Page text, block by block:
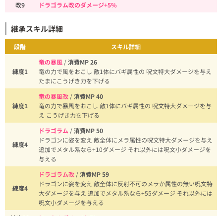
改9
ドラゴラム改のダメージ+5%
継承スキル詳細
段階 スキル詳細
練度1
竜の暴風 /消費MP 26
竜の力で風をおこし 敵1体にバギ属性の 呪文特大ダメージを与え
たまにこうげき力を下げる
練度1
竜の暴風改 /消費MP 40
竜の力で暴風をおこし 敵1体にバギ属性の 呪文特大ダメージを与
え こうげき力を下げる
練度4
ドラゴラム /消費MP 50
ドラゴンに姿を変え 敵全体にメラ属性の呪文特大ダメージを与え
追加でメタル系なら+10ダメージ それ以外には呪文小ダメージを
与える
練度4
ドラゴラム改 /消費MP 59
ドラゴンに姿を変え 敵全体に反射不可のメラか属性の無い呪文特
大ダメージを与え 追加でメタル系なら+55ダメージ それ以外には
呪文小ダメージを与える